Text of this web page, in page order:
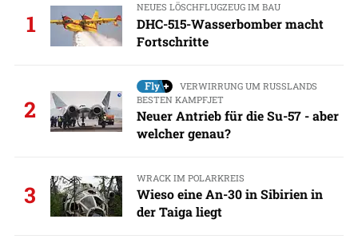
1
NEUES LÖSCHFLUGZEUG IM BAU
DHC-515-Wasserbomber macht
Fortschritte
2
VERWIRRUNG UM RUSSLANDS
BESTEN KAMPFJET
Neuer Antrieb für die Su-57 - aber
welcher genau?
3
WRACK IM POLARKREIS
Wieso eine An-30 in Sibirien in
der Taiga liegt